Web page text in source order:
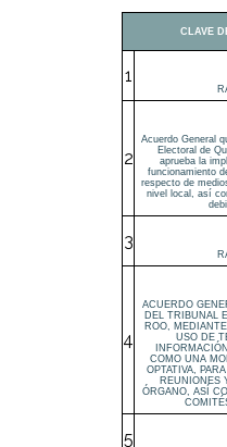
CLAVE
1
2
Acuerdo General
Electoral de
aprueba la
funcionamiento
respecto de
nivel local, así
3
4
ACUERDO
DEL TRIBUNAL
ROO,
USO DE
COMO UNA
OPTATIVA,
REUNIONES
ÓRGANO, ASÍ
5